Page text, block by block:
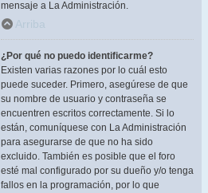
mensaje a La Administración.
Arriba
¿Por qué no puedo identificarme?
Existen varias razones por lo cuál esto
puede suceder. Primero, asegúrese de que
su nombre de usuario y contraseña se
encuentren escritos correctamente. Si lo
están, comuníquese con La Administración
para asegurarse de que no ha sido
excluido. También es posible que el foro
esté mal configurado por su dueño y/o tenga
fallos en la programación, por lo que